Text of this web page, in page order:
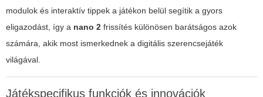
modulok és interaktív tippek a játékon belül segítik a gyors
eligazodást, így a nano 2 frissítés különösen barátságos azok
számára, akik most ismerkednek a digitális szerencsejáték
világával.
Játékspecifikus funkciók és innovációk